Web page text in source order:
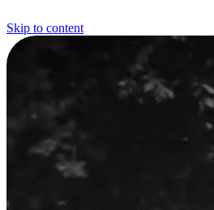
Skip to content